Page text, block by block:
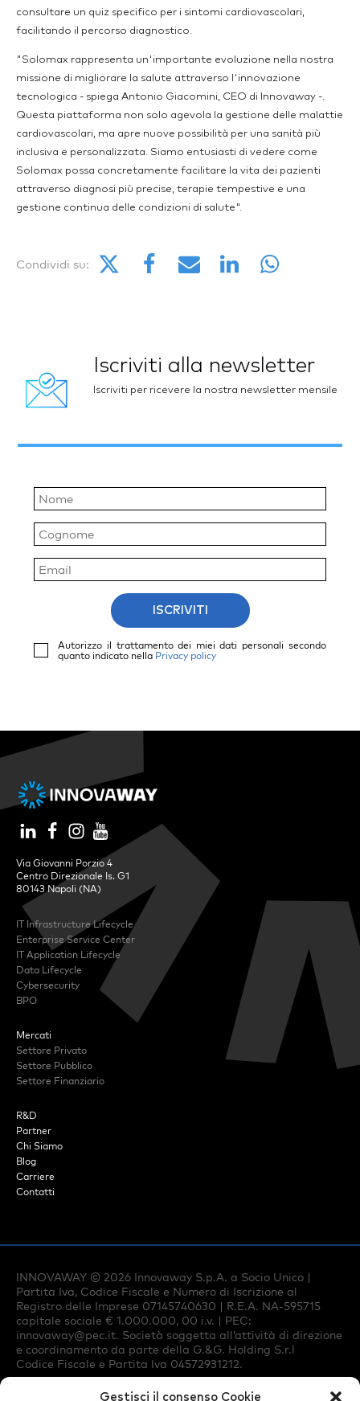
Gestisci il consenso Cookie
consultare un quiz specifico per i sintomi cardiovascolari,
facilitando il percorso diagnostico.
"Solomax rappresenta un'importante evoluzione nella nostra
missione di migliorare la salute attraverso l'innovazione
tecnologica - spiega Antonio Giacomini, CEO di Innovaway -.
Questa piattaforma non solo agevola la gestione delle malattie
cardiovascolari, ma apre nuove possibilità per una sanità più
inclusiva e personalizzata. Siamo entusiasti di vedere come
Solomax possa concretamente facilitare la vita dei pazienti
attraverso diagnosi più precise, terapie tempestive e una
gestione continua delle condizioni di salute".
Condividi su:
Iscriviti alla newsletter
Iscriviti per ricevere la nostra newsletter mensile
ISCRIVITI
Autorizzo il trattamento dei miei dati personali secondo
quanto indicato nella Privacy policy
Via Giovanni Porzio 4
Centro Direzionale Is. G1
80143 Napoli (NA)
IT Infrastructure Lifecycle
Enterprise Service Center
IT Application Lifecycle
Data Lifecycle
Cybersecurity
BPO
Mercati
Settore Privato
Settore Pubblico
Settore Finanziario
R&D
Partner
Chi Siamo
Blog
Carriere
Contatti
INNOVAWAY © 2026 Innovaway S.p.A. a Socio Unico |
Partita Iva, Codice Fiscale e Numero di Iscrizione al
Registro delle Imprese 07145740630 | R.E.A. NA-595715
capitale sociale € 1.000.000, 00 i.v. | PEC:
innovaway@pec.it. Società soggetta all’attività di direzione
e coordinamento da parte della G.&G. Holding S.r.l
Codice Fiscale e Partita Iva 04572931212.